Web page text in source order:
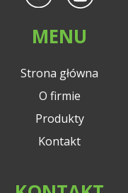
MENU
Strona główna
O firmie
Produkty
Kontakt